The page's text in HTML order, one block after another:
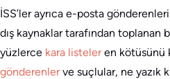
İSS’ler ayrıca e-posta
dış kaynaklar tarafından toplanan
yüzlerce kara listeleren kötüsünü
gönderenlerve suçlular, ne yazık